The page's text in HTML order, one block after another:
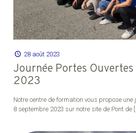
28 août 2023
Journée Portes
2023
Notre centre de formation vous propose une
8 septembre 2023 sur notre site de Pont de